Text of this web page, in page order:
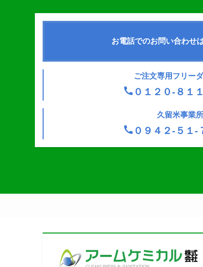
お電話でのお問い合わせ
ご注文専用フリー
０１２０-８１
久留米事業所
０９４２-５１-